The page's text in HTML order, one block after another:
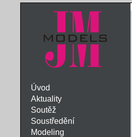
Úvod
Aktuality
Soutěž
Soustředění
Modeling